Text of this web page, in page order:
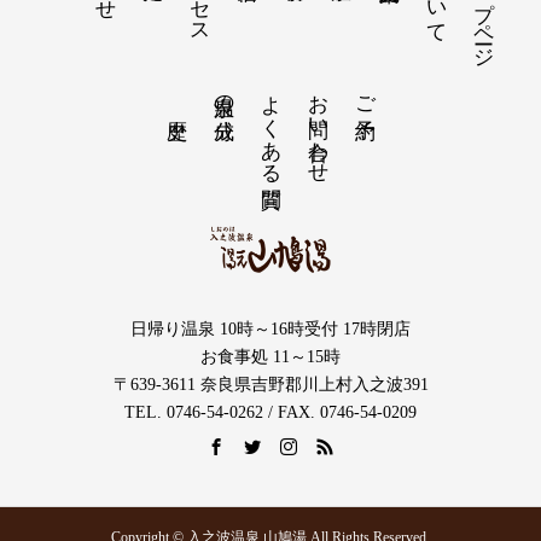
ご予約
お問い合わせ
よくある質問
温泉の成分
日帰り温泉 10時～16時受付 17時閉店
お食事処 11～15時
〒639-3611 奈良県吉野郡川上村入之波391
TEL. 0746-54-0262 / FAX. 0746-54-0209
Copyright © 入之波温泉 山鳩湯 All Rights Reserved.